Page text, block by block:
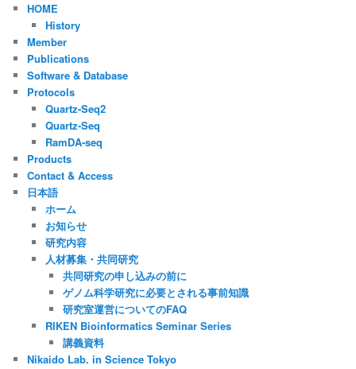
HOME
History
Member
Publications
Software & Database
Protocols
Quartz-Seq2
Quartz-Seq
RamDA-seq
Products
Contact & Access
日本語
ホーム
お知らせ
研究内容
人材募集・共同研究
共同研究の申し込みの前に
ゲノム科学研究に必要とされる事前知識
研究室運営についてのFAQ
RIKEN Bioinformatics Seminar Series
講義資料
Nikaido Lab. in Science Tokyo